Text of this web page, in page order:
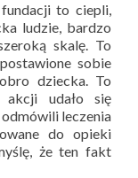
to ciepli,
ludzie, bardzo
skalę. To
sobie
dziecka. To
udało się
leczenia
do opieki
że ten fakt